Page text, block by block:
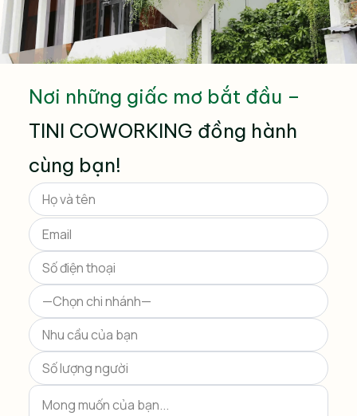
Nơi những giấc mơ bắt đầu –
TINI COWORKING đồng hành
cùng bạn!
Please
leave
this
field
empty.